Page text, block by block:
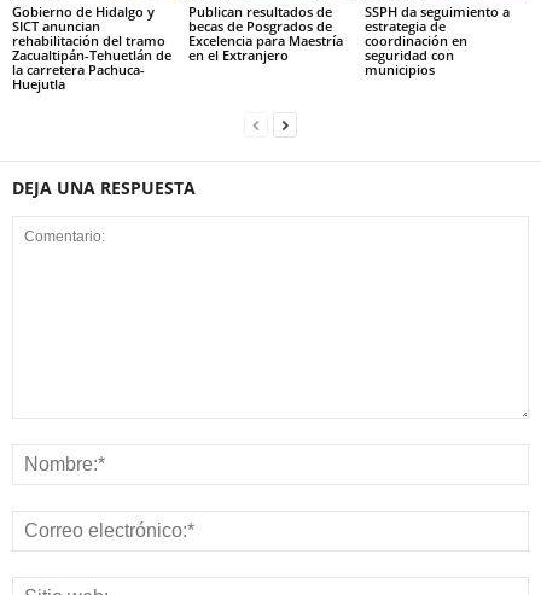
Gobierno de Hidalgo y
SICT anuncian
rehabilitación del tramo
Zacualtipán-Tehuetlán de
la carretera Pachuca-
Huejutla
Publican resultados de
becas de Posgrados de
Excelencia para Maestría
en el Extranjero
SSPH da seguimiento a
estrategia de
coordinación en
seguridad con
municipios
DEJA UNA RESPUESTA